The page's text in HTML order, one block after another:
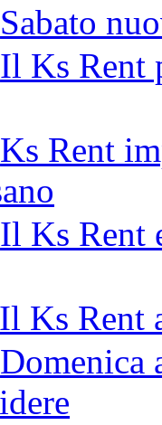
Sabato
Il Ks Rent
Ks Rent
Il Ks Rent
Il Ks Rent
Domenica